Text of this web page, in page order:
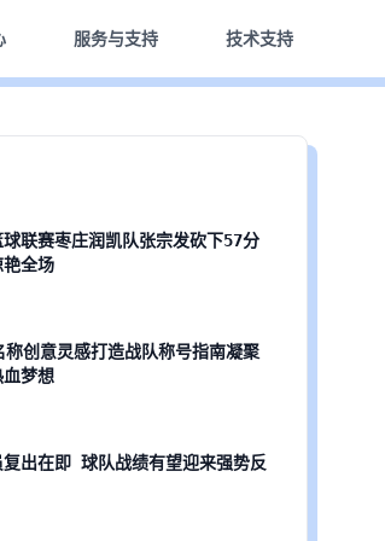
服务与支持 技术支持
联赛枣庄润凯队张宗发砍下57分
全场
称创意灵感打造战队称号指南凝聚
血梦想
出在即 球队战绩有望迎来强势反